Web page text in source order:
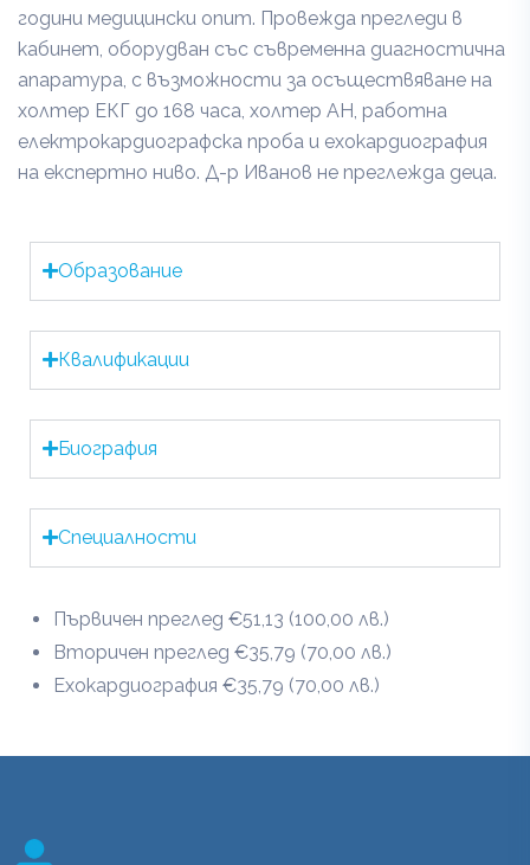
години медицински опит. Провежда прегледи в
кабинет, оборудван със съвременна диагностична
апаратура, с възможности за осъществяване на
холтер ЕКГ до 168 часа, холтер АН, работна
електрокардиографска проба и ехокардиография
на експертно ниво. Д-р Иванов не преглежда деца.
Образование
Квалификации
Биография
Специалности
Първичен преглед €51,13 (100,00 лв.)
Вторичен преглед €35,79 (70,00 лв.)
Ехокардиография €35,79 (70,00 лв.)